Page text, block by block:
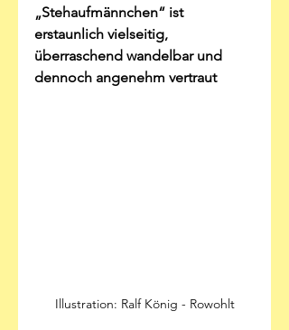
„Stehaufmännchen“ ist
erstaunlich vielseitig,
überraschend wandelbar und
dennoch angenehm vertraut
Illustration: Ralf König - Rowohlt